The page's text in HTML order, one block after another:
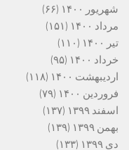
شهریور ۱۴۰۰
(۶۶)
مرداد ۱۴۰۰
(۱۵۱)
تیر ۱۴۰۰
(۱۱۰)
خرداد ۱۴۰۰
(۹۵)
اردیبهشت ۱۴۰۰
(۱۱۸)
فروردین ۱۴۰۰
(۷۹)
اسفند ۱۳۹۹
(۱۳۷)
بهمن ۱۳۹۹
(۱۳۹)
دی ۱۳۹۹
(۱۳۳)